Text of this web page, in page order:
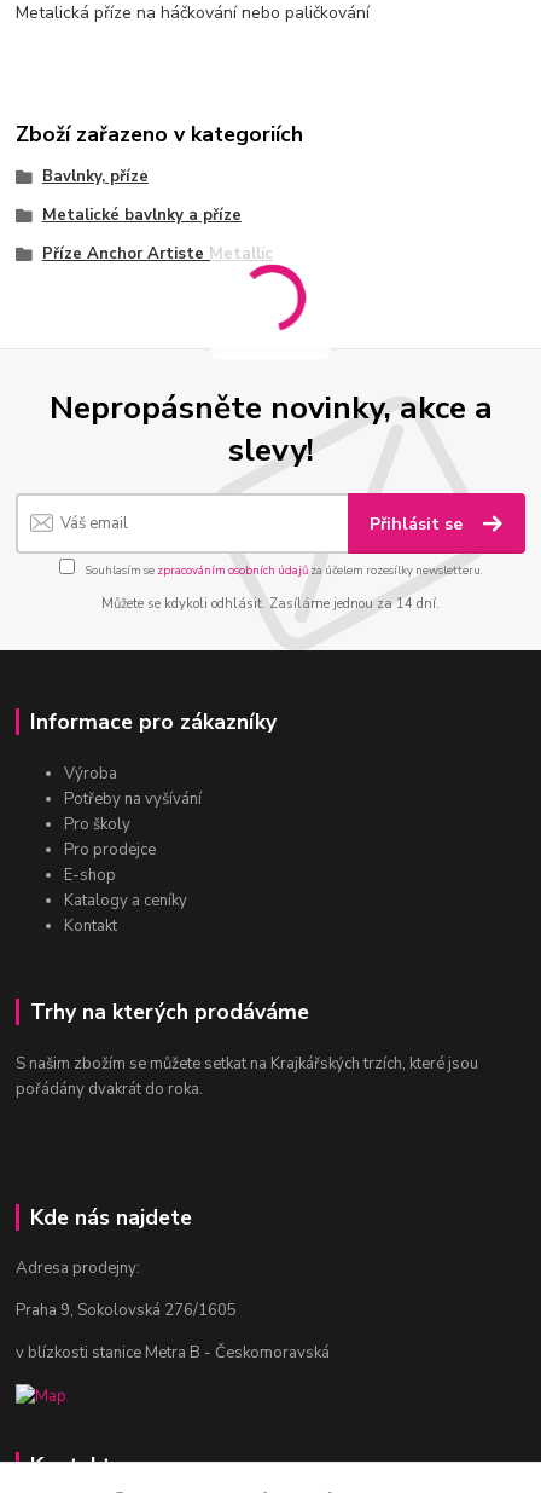
Metalická příze na háčkování nebo paličkování
Zboží zařazeno v kategoriích
Bavlnky, příze
Metalické bavlnky a příze
Příze Anchor Artiste Metallic
Nepropásněte novinky, akce a
slevy!
Přihlásit se
Souhlasím se zpracováním osobních údajůza účelem rozesílky newsletteru.
Můžete se kdykoli odhlásit. Zasíláme jednou za 14 dní.
Informace pro zákazníky
Výroba
Potřeby na vyšívání
Pro školy
Pro prodejce
E-shop
Katalogy a ceníky
Kontakt
Trhy na kterých prodáváme
S našim zbožím se můžete setkat na Krajkářských trzích, které jsou
pořádány dvakrát do roka.
Kde nás najdete
Adresa prodejny:
Praha 9, Sokolovská 276/1605
v blízkosti stanice Metra B - Českomoravská
Kontakty